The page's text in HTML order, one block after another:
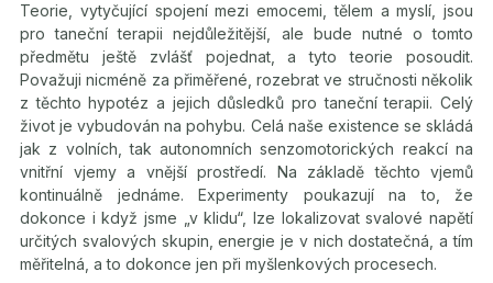
Teorie, vytyčující spojení mezi emocemi, tělem a myslí, jsou
pro taneční terapii nejdůležitější, ale bude nutné o tomto
předmětu ještě zvlášť pojednat, a tyto teorie posoudit.
Považuji nicméně za přiměřené, rozebrat ve stručnosti několik
z těchto hypotéz a jejich důsledků pro taneční terapii. Celý
život je vybudován na pohybu. Celá naše existence se skládá
jak z volních, tak autonomních senzomotorických reakcí na
vnitřní vjemy a vnější prostředí. Na základě těchto vjemů
kontinuálně jednáme. Experimenty poukazují na to, že
dokonce i když jsme „v klidu“, lze lokalizovat svalové napětí
určitých svalových skupin, energie je v nich dostatečná, a tím
měřitelná, a to dokonce jen při myšlenkových procesech.